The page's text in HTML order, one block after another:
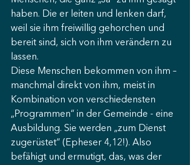
haben. Die er leiten und lenken darf,
weil sie ihm freiwillig gehorchen und
bereit sind, sich von ihm verändern zu
lassen.
Diese Menschen bekommen von ihm –
manchmal direkt von ihm, meist in
Kombination von verschiedensten
„Programmen“ in der Gemeinde - eine
Ausbildung. Sie werden „zum Dienst
zugerüstet“ (Epheser 4,12!). Also
befähigt und ermutigt, das, was der